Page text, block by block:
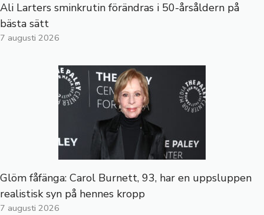
Ali Larters sminkrutin förändras i 50-årsåldern på
bästa sätt
7 augusti 2026
Glöm fåfänga: Carol Burnett, 93, har en uppsluppen
realistisk syn på hennes kropp
7 augusti 2026